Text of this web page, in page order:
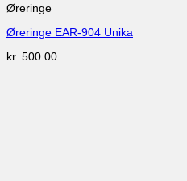
Øreringe
Øreringe EAR-904 Unika
kr. 500.00